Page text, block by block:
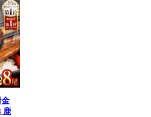
金
鹿